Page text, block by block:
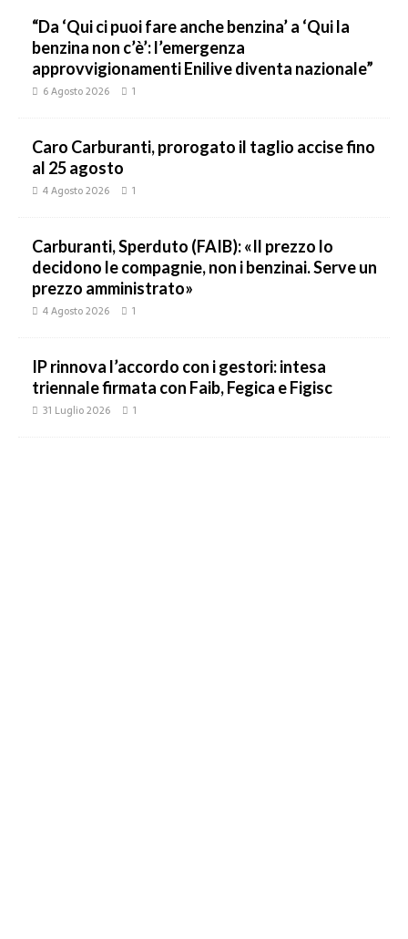
“Da ‘Qui ci puoi fare anche benzina’ a ‘Qui la
benzina non c’è’: l’emergenza
approvvigionamenti Enilive diventa nazionale”
6 Agosto 2026 1
Caro Carburanti, prorogato il taglio accise fino
al 25 agosto
4 Agosto 2026 1
Carburanti, Sperduto (FAIB): «Il prezzo lo
decidono le compagnie, non i benzinai. Serve un
prezzo amministrato»
4 Agosto 2026 1
IP rinnova l’accordo con i gestori: intesa
triennale firmata con Faib, Fegica e Figisc
31 Luglio 2026 1